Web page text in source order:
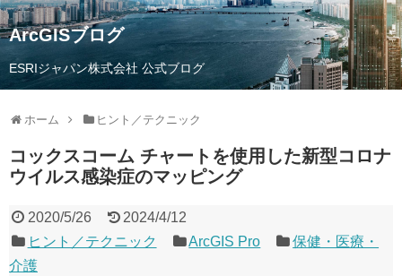
ArcGISブログ
ESRIジャパン株式会社 公式ブログ
ホーム ヒント／テクニック
コックスコーム チャートを使用した新型コロナ
ウイルス感染症のマッピング
2020/5/26
2024/4/12
ヒント／テクニック
ArcGIS Pro
保健・医療・
介護